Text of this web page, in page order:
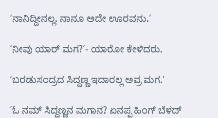
‘ನಾನಿದ್ದೀನಲ್ಲ. ನಾನೂ ಅದೇ ಊರವನು.’
‘ನೀವು ಯಾರ್ ಮಗ?’- ಯಾರೋ ಕೇಳಿದರು.
‘ಬರಡುಸಂದ್ರದ ಸಿದ್ದಣ್ಣ ಇದಾರಲ್ಲ ಅವ್ರ ಮಗ.’
’ಓ ನಮ್ ಸಿದ್ದಣ್ಣನ ಮಗಾನ? ಏನಪ್ಪ ಹಿಂಗ್ ಬೆಳದ್